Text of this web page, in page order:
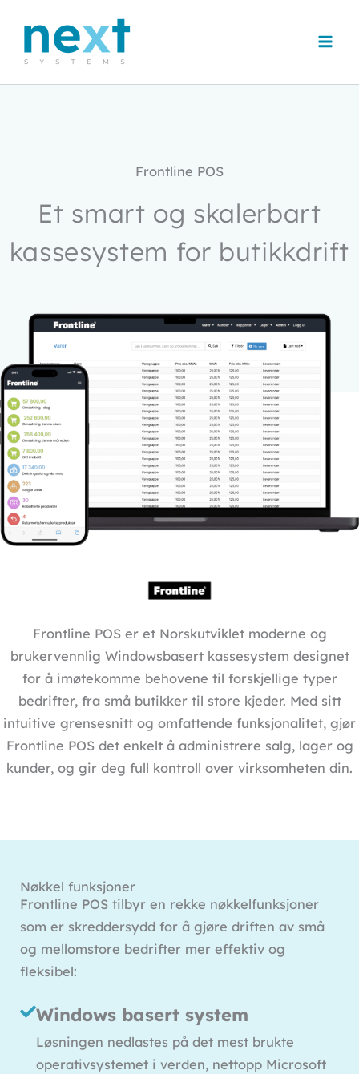
Frontline POS
Et smart og skalerbart
kassesystem for butikkdrift
Frontline POS er et Norskutviklet moderne og
brukervennlig Windowsbasert kassesystem designet
for å imøtekomme behovene til forskjellige typer
bedrifter, fra små butikker til store kjeder. Med sitt
intuitive grensesnitt og omfattende funksjonalitet, gjør
Frontline POS det enkelt å administrere salg, lager og
kunder, og gir deg full kontroll over virksomheten din.
Nøkkel funksjoner
Frontline POS tilbyr en rekke nøkkelfunksjoner
som er skreddersydd for å gjøre driften av små
og mellomstore bedrifter mer effektiv og
fleksibel:
Windows basert system
Løsningen nedlastes på det mest brukte
operativsystemet i verden, nettopp Microsoft